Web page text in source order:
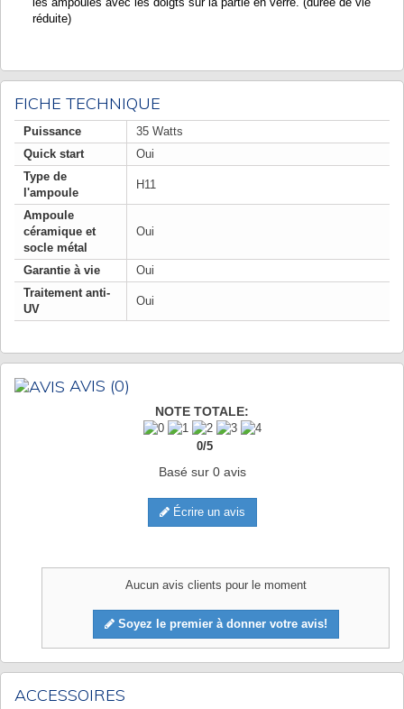
réduite)
FICHE TECHNIQUE
Puissance
35 Watts
Quick start
Oui
Type de
l'ampoule
H11
Ampoule
céramique et
socle métal
Oui
Garantie à vie
Oui
Traitement anti-
UV
Oui
AVIS (0)
NOTE TOTALE:
0/5
Basé sur 0avis
Écrire un avis
Aucun avis clients pour le moment
Soyez le premier à donner votre avis!
ACCESSOIRES